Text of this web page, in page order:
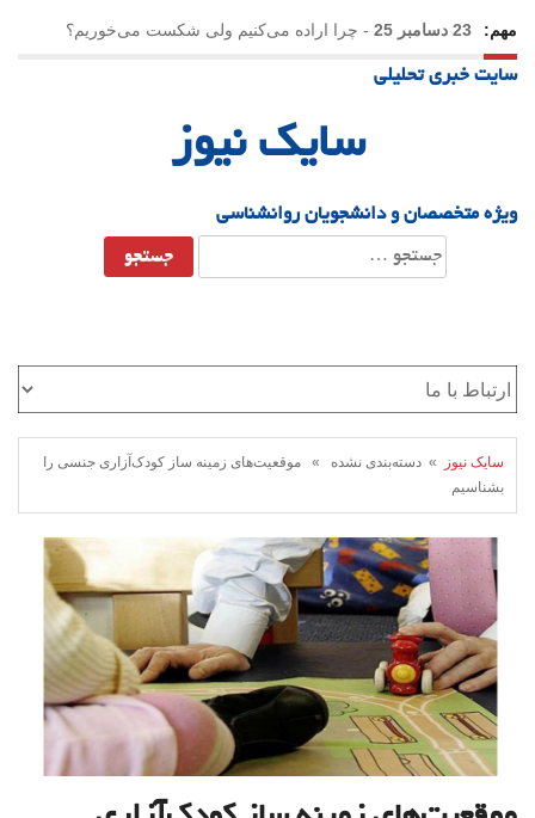
مهم: 23 دسامبر 25 - چرا اراده می‌کنیم ولی شکست می‌خوریم؟
21 دسامبر 25
سایت خبری تحلیلی
سایک نیوز
ویژه متخصصان و دانشجویان روانشناسی
جستجو
برای:
سایک نیوز
» دسته‌بندی نشده » موقعیت­‌های زمینه ساز کودک‌­آزاری جنسی را
بشناسیم